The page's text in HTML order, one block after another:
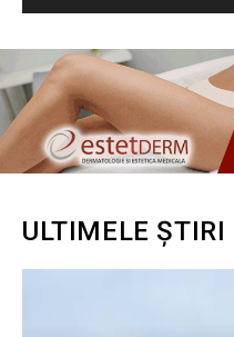
ULTIMELE ȘTIRI